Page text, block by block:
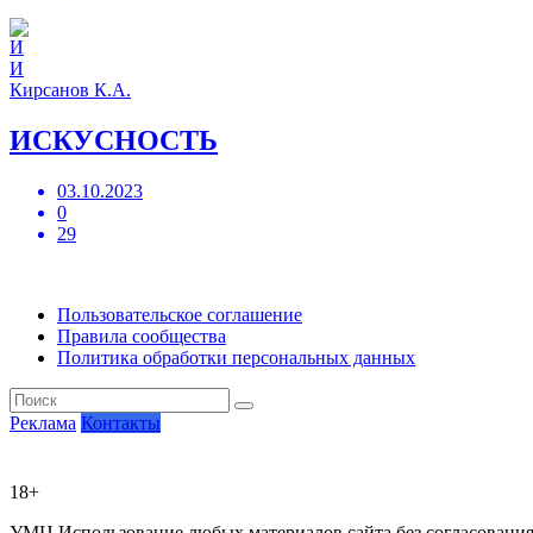
И
Кирсанов К.А.
ИСКУСНОСТЬ
03.10.2023
0
29
Пользовательское соглашение
Правила сообщества
Политика обработки персональных данных
Реклама Контакты
18+